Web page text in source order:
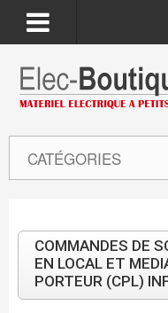
CATÉGORIES
COMMANDES DE
EN LOCAL ET
PORTEUR (CPL)